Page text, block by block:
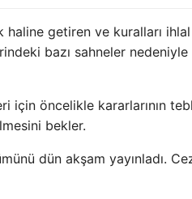
haline getiren ve kuralları
bazı sahneler nedeniyle
için öncelikle kararlarının
bekler.
dün akşam yayınladı.